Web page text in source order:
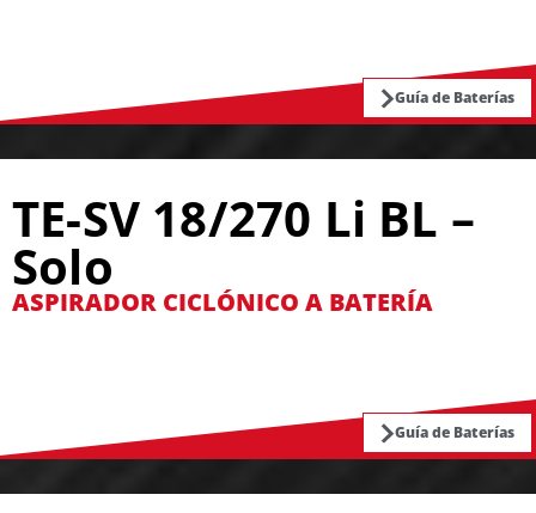
Guía de Baterías
TE-SV 18/270 Li BL –
Solo
ASPIRADOR CICLÓNICO A BATERÍA
Guía de Baterías